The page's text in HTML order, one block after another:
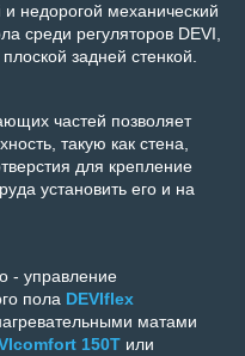
недорогой механический
среди регуляторов DEVI,
задней стенкой.
частей позволяет
такую как стена,
для крепление
установить его и на
управление
пола DEVIflex
матами
150T или